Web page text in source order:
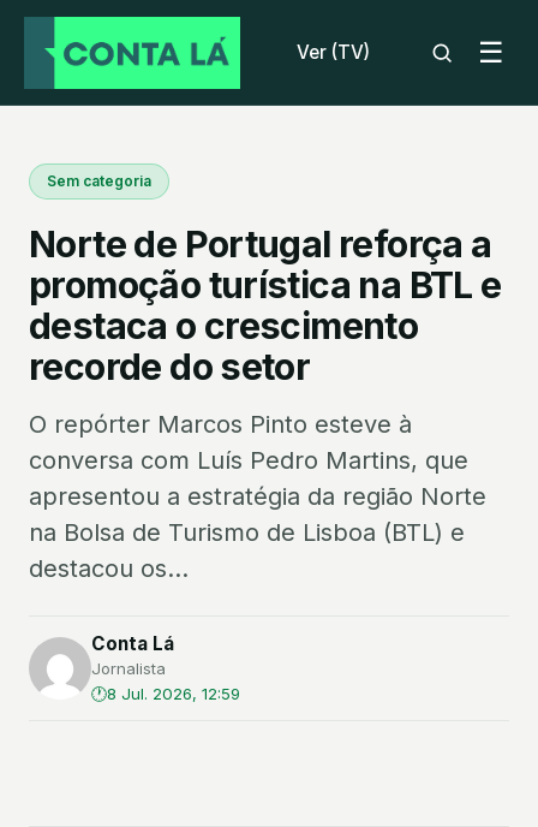
Ver (TV) ☰
Sem categoria
Norte de Portugal reforça a
promoção turística na BTL e
destaca o crescimento
recorde do setor
O repórter Marcos Pinto esteve à
conversa com Luís Pedro Martins, que
apresentou a estratégia da região Norte
na Bolsa de Turismo de Lisboa (BTL) e
destacou os...
Conta Lá
Jornalista
8 Jul. 2026, 12:59